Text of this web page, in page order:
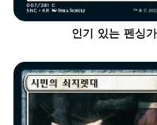
인기 있는 펜싱가